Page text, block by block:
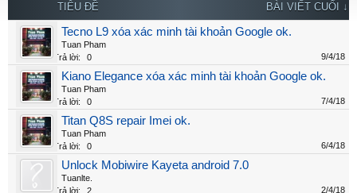
TIÊU ĐỀ BÀI VIẾT CUỐI ↓
Tecno L9 xóa xác minh tài khoản Google ok.
Tuan Pham
Trả lời:
0 9/4/18
Kiano Elegance xóa xác minh tài khoản Google ok.
Tuan Pham
Trả lời:
0 7/4/18
Titan Q8S repair Imei ok.
Tuan Pham
Trả lời:
0 6/4/18
Unlock Mobiwire Kayeta android 7.0
Tuanlte.
Trả lời:
2 2/4/18